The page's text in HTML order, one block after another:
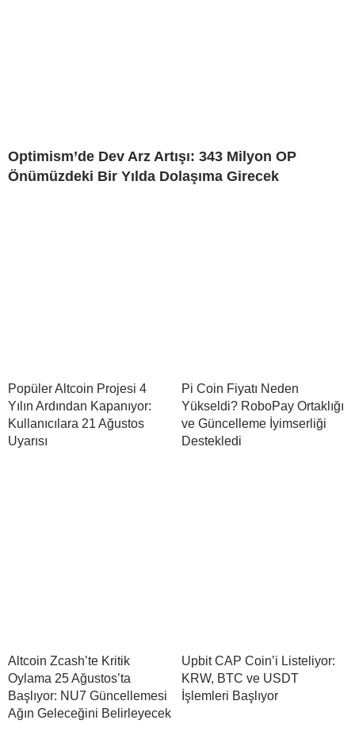
Optimism’de Dev Arz Artışı: 343 Milyon OP
Önümüzdeki Bir Yılda Dolaşıma Girecek
Popüler Altcoin Projesi 4
Yılın Ardından Kapanıyor:
Kullanıcılara 21 Ağustos
Uyarısı
Pi Coin Fiyatı Neden
Yükseldi? RoboPay Ortaklığı
ve Güncelleme İyimserliği
Destekledi
Altcoin Zcash’te Kritik
Oylama 25 Ağustos’ta
Başlıyor: NU7 Güncellemesi
Ağın Geleceğini Belirleyecek
Upbit CAP Coin’i Listeliyor:
KRW, BTC ve USDT
İşlemleri Başlıyor